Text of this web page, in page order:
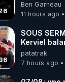
EN
Ben Garneau
11 hours ago
SOUS
Kerviel
l'Assemblée !
patatrak
7 hours ago